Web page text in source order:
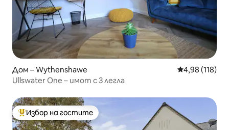
Дом – Wythenshawe Средна
4,98 (118)
Ullswater One – имот с 3 легла
Най-популярен избор на гостите
Избор на гостите